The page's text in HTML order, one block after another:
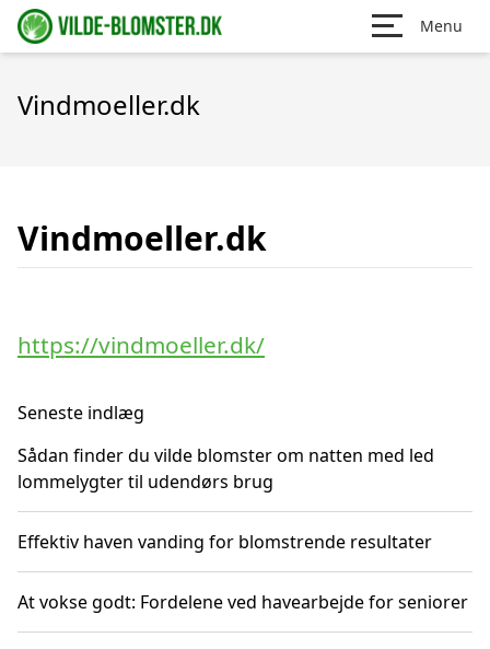
Menu
Vindmoeller.dk
Vindmoeller.dk
https://vindmoeller.dk/
Seneste indlæg
Sådan finder du vilde blomster om natten med led
lommelygter til udendørs brug
Effektiv haven vanding for blomstrende resultater
At vokse godt: Fordelene ved havearbejde for seniorer